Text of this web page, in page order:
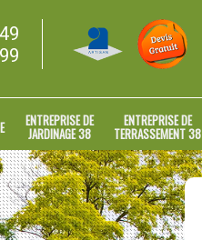
ENTREPRISE DE
JARDINAGE 38
ENTREPRISE DE
TERRASSEMENT 38